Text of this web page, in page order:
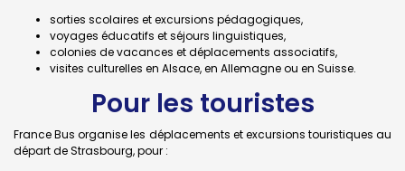
sorties scolaires et excursions pédagogiques,
voyages éducatifs et séjours linguistiques,
colonies de vacances et déplacements associatifs,
visites culturelles en Alsace, en Allemagne ou en Suisse.
Pour les touristes
France Bus organise les déplacements et excursions touristiques au
départ de Strasbourg, pour :